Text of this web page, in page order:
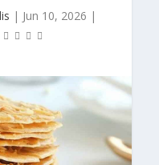
| Jun 10, 2026 |